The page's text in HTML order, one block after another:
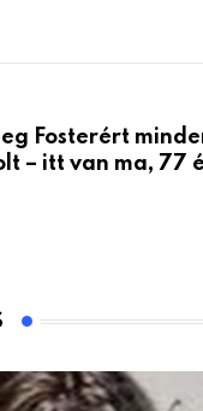
Fosterért
– itt van ma, 77